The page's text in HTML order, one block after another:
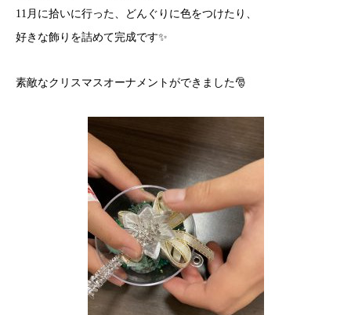
11月に拾いに行った、どんぐりに色をつけたり、
好きな飾りを詰めて完成です✨
素敵なクリスマスオーナメントができました🎅